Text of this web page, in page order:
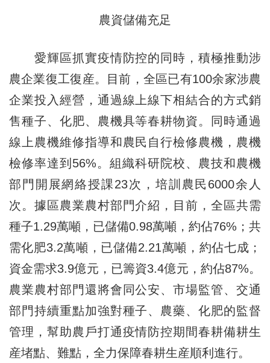
農資儲備充足
愛輝區抓實疫情防控的同時，積極推動涉
農企業復工復産。目前，全區已有100余家涉農
企業投入經營，通過線上線下相結合的方式銷
售種子、化肥、農機具等春耕物資。同時通過
線上農機維修指導和農民自行檢修農機，農機
檢修率達到56%。組織科研院校、農技和農機
部門開展網絡授課23次，培訓農民6000余人
次。據區農業農村部門介紹，目前，全區共需
種子1.29萬噸，已儲備0.98萬噸，約佔76%；共
需化肥3.2萬噸，已儲備2.21萬噸，約佔七成；
資金需求3.9億元，已籌資3.4億元，約佔87%。
農業農村部門還將會同公安、市場監管、交通
部門持續重點加強對種子、農藥、化肥的監督
管理，幫助農戶打通疫情防控期間春耕備耕生
産堵點、難點，全力保障春耕生産順利進行。